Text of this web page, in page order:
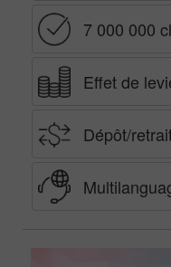
7 000 000
Effet de
Dépôt/